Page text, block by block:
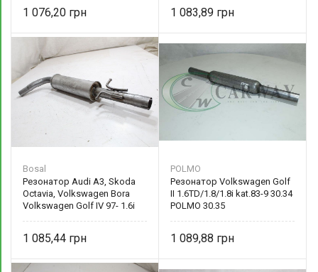
1 076,20 1 083,89
Bosal
Резонатор Audi A3, Skoda
Octavia, Volkswagen Bora
Volkswagen Golf IV 97- 1.6i
1 085,44
POLMO
Резонатор Volkswagen Golf
II 1.6TD/1.8/1.8i kat.83-9 30.34
POLMO 30.35
1 089,88